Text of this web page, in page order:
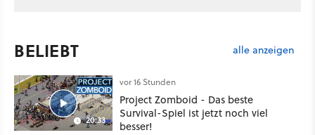
BELIEBT alle anzeigen
20:33
vor 16 Stunden
Project Zomboid - Das beste
Survival-Spiel ist jetzt noch viel
besser!